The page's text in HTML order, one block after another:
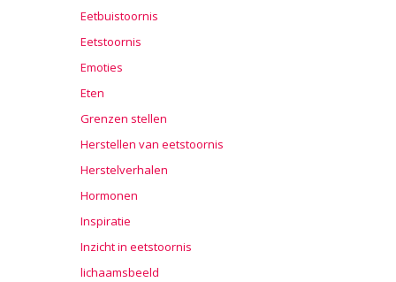
Eetbuistoornis
Eetstoornis
Emoties
Eten
Grenzen stellen
Herstellen van eetstoornis
Herstelverhalen
Hormonen
Inspiratie
Inzicht in eetstoornis
lichaamsbeeld